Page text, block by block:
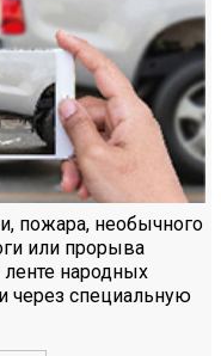
пожара, необычного
или прорыва
народных
через специальную